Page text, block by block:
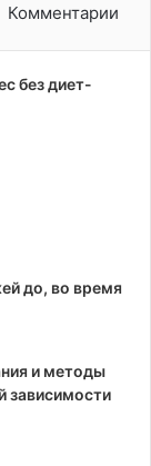
Комментарии
без диет-
до, во время
и методы
зависимости